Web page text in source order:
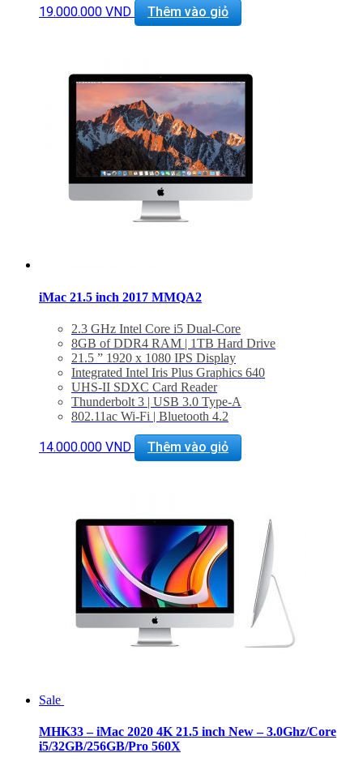
Magic Keyboard & Magic Mouse 2 Included
macOS Sierra
19.000.000 VND Thêm vào giỏ
iMac 21.5 inch 2017 MMQA2
2.3 GHz Intel Core i5 Dual-Core
8GB of DDR4 RAM | 1TB Hard Drive
21.5 ” 1920 x 1080 IPS Display
Integrated Intel Iris Plus Graphics 640
UHS-II SDXC Card Reader
Thunderbolt 3 | USB 3.0 Type-A
802.11ac Wi-Fi | Bluetooth 4.2
Magic Keyboard & Magic Mouse 2 Included
macOS Sierra
14.000.000 VND Thêm vào giỏ
Sale
MHK33 – iMac 2020 4K 21.5 inch New – 3.0Ghz/Core
i5/32GB/256GB/Pro 560X